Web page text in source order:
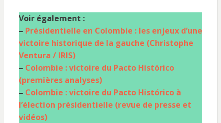
Voir également :
– Présidentielle en Colombie : les enjeux d’une
victoire historique de la gauche (Christophe
Ventura / IRIS)
– Colombie : victoire du Pacto Histórico
(premières analyses)
– Colombie : victoire du Pacto Histórico à
l’élection présidentielle (revue de presse et
vidéos)